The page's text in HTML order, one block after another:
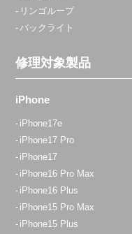
リンゴループ
バックライト
修理対象製品
iPhone
iPhone17e
iPhone17 Pro
iPhone17
iPhone16 Pro Max
iPhone16 Plus
iPhone15 Pro Max
iPhone15 Plus